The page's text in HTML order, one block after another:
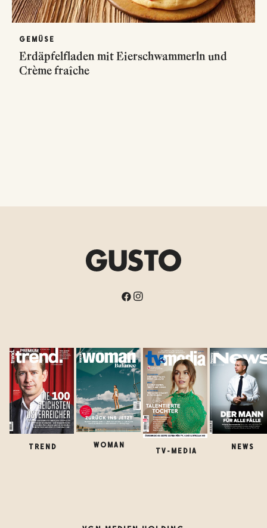
GEMÜSE
Erdäpfelfladen mit Eierschwammerln und
Crème fraîche
TREND WOMAN
TV-MEDIA
NEWS